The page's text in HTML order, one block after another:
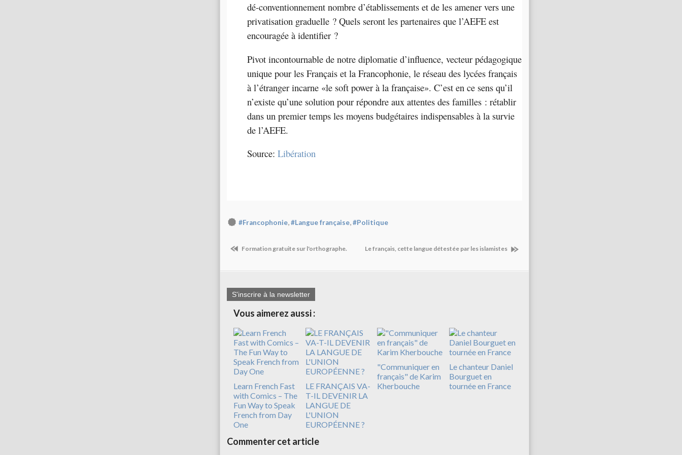
dé-conventionnement nombre d’établissements et de les amener vers une
privatisation graduelle ? Quels seront les partenaires que l’AEFE est
encouragée à identifier ?
Pivot incontournable de notre diplomatie d’influence, vecteur pédagogique
unique pour les Français et la Francophonie, le réseau des lycées français
à l’étranger incarne «le soft power à la française». C’est en ce sens qu’il
n’existe qu’une solution pour répondre aux attentes des familles : rétablir
dans un premier temps les moyens budgétaires indispensables à la survie
de l’AEFE.
Source: Libération
#Francophonie,#Langue française,#Politique
Formation gratuite sur l'orthographe. Le français, cette langue détestée par les islamistes
S'inscrire à la newsletter
Vous aimerez aussi :
Learn French Fast
with Comics – The
Fun Way to Speak
French from Day
One
LE FRANÇAIS VA-
T-IL DEVENIR LA
LANGUE DE
L'UNION
EUROPÉENNE ?
"Communiquer en
français" de Karim
Kherbouche
Le chanteur Daniel
Bourguet en
tournée en France
Commenter cet article